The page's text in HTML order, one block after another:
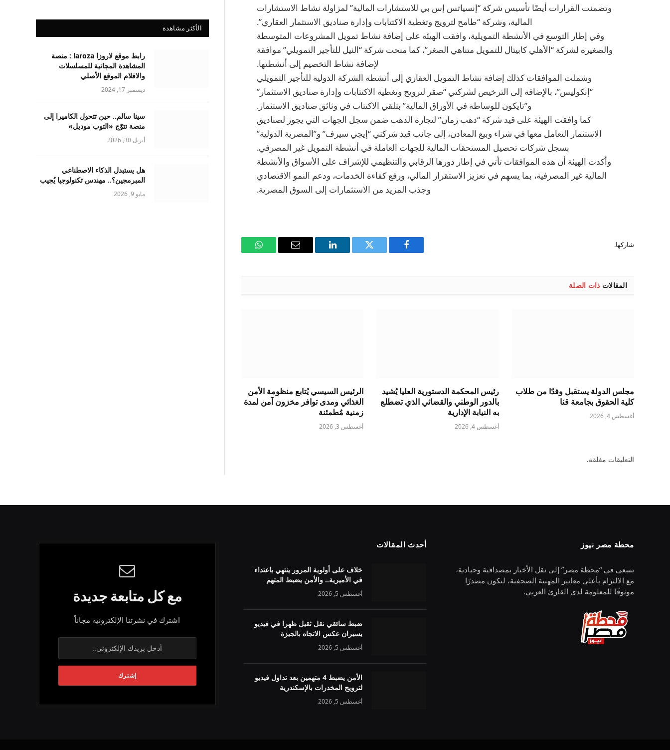
وتضمنت القرارات أيضًا تأسيس شركة “إنسياتس إس بي للاستشارات المالية” لمزاولة نشاط الاستشارات
المالية، وشركة “طامح لترويج وتغطية الاكتتابات وإدارة صناديق الاستثمار العقاري”.
وفي إطار التوسع في الأنشطة التمويلية، وافقت الهيئة على إضافة نشاط تمويل المشروعات المتوسطة
والصغيرة لشركة “الأهلي كابيتال للتمويل متناهي الصغر”، كما منحت شركة “النيل للتأجير التمويلي” موافقة
لإضافة نشاط التخصيم إلى أنشطتها.
وشملت الموافقات كذلك إضافة نشاط التمويل العقاري إلى أنشطة الشركة الدولية للتأجير التمويلي
“إنكوليس”، بالإضافة إلى الترخيص لشركتي “صقر لترويج وتغطية الاكتتابات وإدارة صناديق الاستثمار”
و”تايكون للوساطة في الأوراق المالية” بتلقي الاكتتاب في وثائق صناديق الاستثمار.
كما وافقت الهيئة على قيد شركة “دهب زمان” لتجارة الذهب ضمن سجل الجهات التي يجوز لصناديق
الاستثمار التعامل معها في شراء وبيع المعادن، إلى جانب قيد شركتي “إيجي سيرف” و”المصرية الدولية”
بسجل شركات تحصيل المستحقات المالية للجهات العاملة في أنشطة التمويل غير المصرفي.
وأكدت الهيئة أن هذه الموافقات تأتي في إطار دورها الرقابي والتنظيمي للإشراف على الأسواق والأنشطة
المالية غير المصرفية، بما يسهم في تعزيز الاستقرار المالي، ورفع كفاءة الخدمات، ودعم النمو الاقتصادي
وجذب المزيد من الاستثمارات إلى السوق المصرية.
شاركها.
فيسبوك
تويتر لينكدإن
البريد
واتساب
المقالات ذات الصلة
مجلس الدولة يستقبل وفدًا من طلاب
كلية الحقوق بجامعة قنا
أغسطس 4, 2026
رئيس المحكمة الدستورية العليا يُشيد
بالدور الوطني والقضائي الذي تضطلع
به النيابة الإدارية
أغسطس 4, 2026
الرئيس السيسي يُتابع منظومة الأمن
الغذائي ومدى توافر مخزون آمن لمدة
زمنية مُطمئنة
أغسطس 3, 2026
التعليقات مغلقة.
الأكثر مشاهدة
رابط موقع لاروزا laroza : منصة
المشاهدة المجانية للمسلسلات
والافلام الموقع الأصلي
ديسمبر 17, 2024
سينا سالم.. حين تتحول الكاميرا إلى
منصة تتوّج «التوب موديل»
أبريل 30, 2026
هل يستبدل الذكاء الاصطناعي
المبرمجين؟.. مهندس تكنولوجيا يُجيب
مايو 9, 2026
محطة مصر نيوز
نسعى في “محطة مصر” إلى نقل الأخبار بمصداقية وحيادية،
مع الالتزام بأعلى معايير المهنية الصحفية، لنكون مصدرًا
موثوقًا للمعلومة لدى القارئ العربي.
أحدث المقالات
خلاف على أولوية المرور ينتهي باعتداء
في الأميرية.. والأمن يضبط المتهم
أغسطس 5, 2026
ضبط سائقي نقل ثقيل ظهرا في فيديو
يسيران عكس الاتجاه بالجيزة
أغسطس 5, 2026
الأمن يضبط 4 متهمين بعد تداول فيديو
لترويج المخدرات بالإسكندرية
أغسطس 5, 2026
مع كل متابعة جديدة
اشترك في نشرتنا الإلكترونية مجاناً